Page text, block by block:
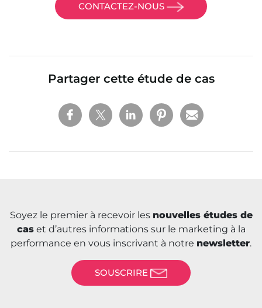
CONTACTEZ-NOUS
Partager cette étude de cas
Soyez le premier à recevoir les nouvelles études de
caset d’autres informations sur le marketing à la
performance en vous inscrivant à notre newsletter.
SOUSCRIRE